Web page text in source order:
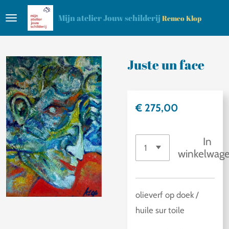
Ga
de
hoofdinhoud
Mijn atelier Jouw schilderij Remco Klop
Juste un face
€ 275,00
In
olieverf op doek /
huile sur toile